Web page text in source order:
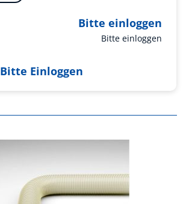
Bitte einloggen
Bitte einloggen
Bitte Einloggen